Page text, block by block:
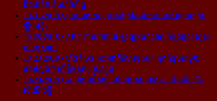
ជិត​ដាច់ក និង​ដាច់​លិង្គ
10-31-2018
រូបភាព​ធ្លាក់​ឧទ្ធម្ភាគចក្រ​ដែល​សម្លាប់​អតីត​ម្ចាស់​ក្រុម​
ឡីឆេស្ទ័រ
10-28-2018
ABC គាស់​កកាយ​«ទ្រព្យមហាសាល​នៃ​ត្រកូល ហ៊ុន»​
នៅ​អូស្ត្រាលី
10-23-2018
ហ៊ុន សែន អះអាង​ពី​ជំហរ​ខុស​គ្នា ក្នុង​ជំនួប​ជាមួយ​
ឧត្តម​ស្នងការ​សិទ្ធិ​មនុស្ស អ.ស.ប
10-20-2018
«រាត្រីចន្ទទឹកឃ្មុំ នៅបន្ទប់សណ្ឋាគារ... ជាន់ទី៣៥»
សំណើចខ្លី